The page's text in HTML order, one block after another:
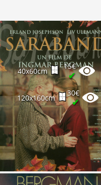
40x60cm
15€
✔
120x160cm
30€
✔